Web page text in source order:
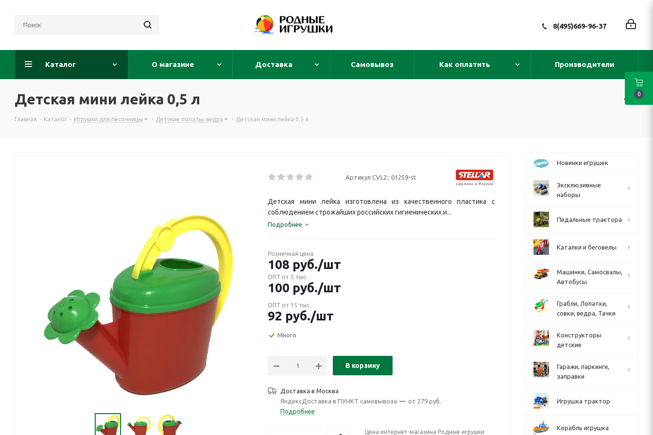
8(495)669-96-37
Каталог О магазине Доставка Самовывоз Как оплатить Производители
Детская мини лейка 0,5 л
Главная - Каталог - Игрушки для песочницы - Детские лопаты, ведра - Детская мини лейка 0,5 л
Артикул CVL2:: 01259-st
Детская мини лейка изготовлена из качественного пластика с
соблюдением строжайших российских гигиенических и...
Подробнее
Розничная цена
108 руб./шт
ОПТ от 5 тыс.
100 руб./шт
ОПТ от 15 тыс.
92 руб./шт
Много
В корзину
Доставка в Москва
ЯндексДоставка в ПУНКТ самовывоза — от 279 руб.
Подробнее
Цена интернет-магазина Родные игрушки
Новинки игрушек
Эксклюзивные
наборы
Педальные трактора
Каталки и беговелы
Машинки, Самосвалы,
Автобусы
Грабли, Лопатки,
совки, ведра, Тачки
Конструкторы
детские
Гаражи, паркинги,
заправки
Игрушка трактор
Корабль игрушка
0